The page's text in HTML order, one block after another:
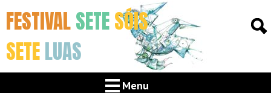
FESTIVALSETESÓIS
SETELUAS
Menu